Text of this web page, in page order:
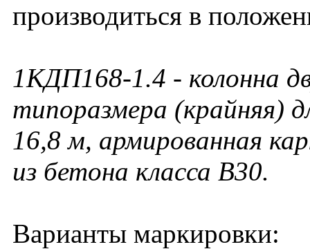
производиться в
1КДП168-1.4 - колонна
типоразмера (крайняя)
16,8 м, армированная
из бетона класса В30.
Варианты маркировки: